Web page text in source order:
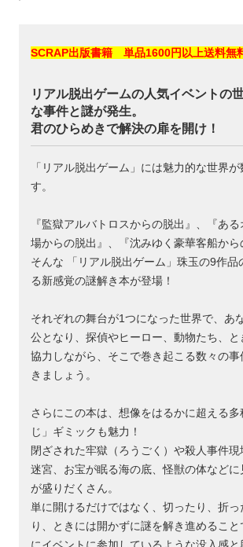
SCRAP出版書籍 単品1600円以上送料
リアル脱出ゲームの人気イベントの
な事件と謎が発生。
君のひらめきで解決の扉を開け！
「リアル脱出ゲーム」には魅力的な世界
す。
『監獄アルバトロスからの脱出』、『あ
場からの脱出』、『沈みゆく豪華客船か
そんな 「リアル脱出ゲーム」珠玉の9作品
る新感覚の謎解き本が登場！
それぞれの舞台が1つになった世界で、あ
公となり、探偵やヒーロー、動物たち、と
協力しながら、そこで巻き起こる数々の
きましょう。
さらにこの本は、想像をはるかに超える多
じ」ギミックも魅力！
閉ざされた牢獄（ろうごく）や殺人事件
迷宮、お宝が眠る海の底、怪獣の体などに
が盛りだくさん。
単に開けるだけではなく、切ったり、折っ
り、ときには開かずに謎を解き進めるこ